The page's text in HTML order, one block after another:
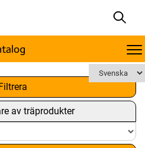
av träprodukter
x